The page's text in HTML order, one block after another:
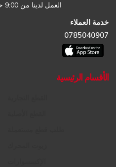
العمل لدينا من 9:00 حتي 18:00 من السبت إلى الخميس
خدمة العملاء
0785040907
الأقسام الرئيسية